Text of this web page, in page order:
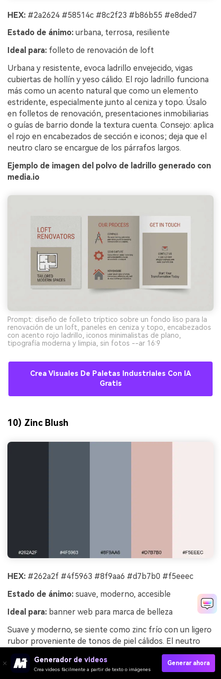
HEX: #2a2624 #58514c #8c2f23 #b86b55 #e8ded7
Estado de ánimo: urbana, terrosa, resiliente
Ideal para: folleto de renovación de loft
Urbana y resistente, evoca ladrillo envejecido, vigas
cubiertas de hollín y yeso cálido. El rojo ladrillo funciona
más como un acento natural que como un elemento
estridente, especialmente junto al ceniza y topo. Úsalo
en folletos de renovación, presentaciones inmobiliarias
o guías de barrio donde la textura cuenta. Consejo: aplica
el rojo en encabezados de sección e iconos; deja que el
neutro claro se encargue de los párrafos largos.
Ejemplo de imagen del polvo de ladrillo generado con
media.io
Prompt: diseño de folleto tríptico sobre un fondo liso para la
renovación de un loft, paneles en ceniza y topo, encabezados
con acento rojo ladrillo, iconos minimalistas de plano,
tipografía moderna y limpia, sin fotos --ar 16:9
Crea Visuales De Paletas Industriales Con IA
Gratis
10) Zinc Blush
HEX: #262a2f #4f5963 #8f9aa6 #d7b7b0 #f5eeec
Estado de ánimo: suave, moderno, accesible
Ideal para: banner web para marca de belleza
Suave y moderno, se siente como zinc frío con un ligero
rubor proveniente de tonos de piel cálidos. El neutro
rosado aporta cercanía mientras mantiene el aspecto
general elegante y minimalista. Funciona bien para
banners de belleza, cuidado de la piel o estilo de vida que
Generador de videos
Crea videos fácilmente a partir de texto o imágenes
Generar ahora